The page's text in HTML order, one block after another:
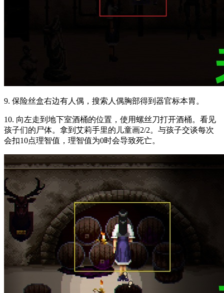
9. 保险丝盒右边有人偶，搜索人偶胸部得到器官标本胃。
10. 向左走到地下室酒桶的位置，使用螺丝刀打开酒桶。看见
孩子们的尸体。拿到艾莉手里的儿童画2/2。与孩子交谈每次
会扣10点理智值，理智值为0时会导致死亡。